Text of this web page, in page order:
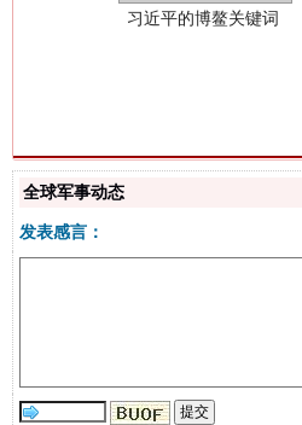
全球军事动态
发表感言：